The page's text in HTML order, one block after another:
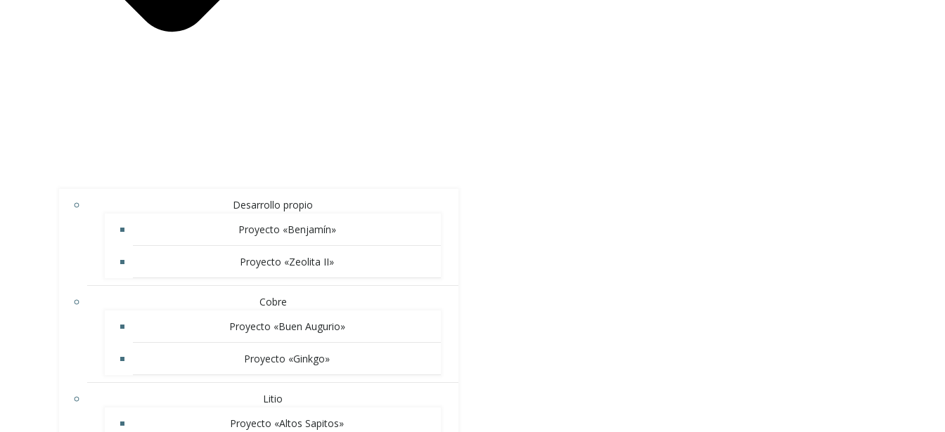
Desarrollo propio
Proyecto «Benjamín»
Proyecto «Zeolita II»
Cobre
Proyecto «Buen Augurio»
Proyecto «Ginkgo»
Litio
Proyecto «Altos Sapitos»